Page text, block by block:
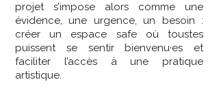
projet s’impose alors comme une
évidence, une urgence, un besoin :
créer un espace safe où toustes
puissent se sentir bienvenu·es et
faciliter l’accès à une pratique
artistique.